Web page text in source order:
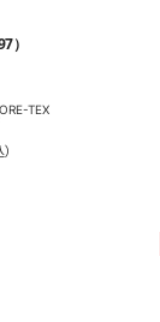
）
TEX